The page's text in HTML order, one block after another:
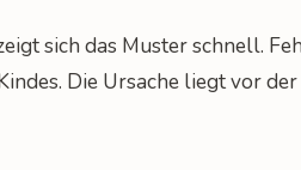
sich das Muster schnell.
Die Ursache liegt vor der